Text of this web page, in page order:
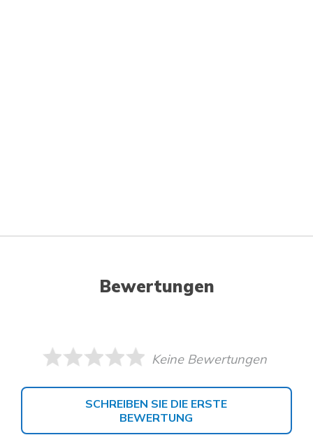
Bewertungen
Keine Bewertungen
SCHREIBEN SIE DIE ERSTE
BEWERTUNG